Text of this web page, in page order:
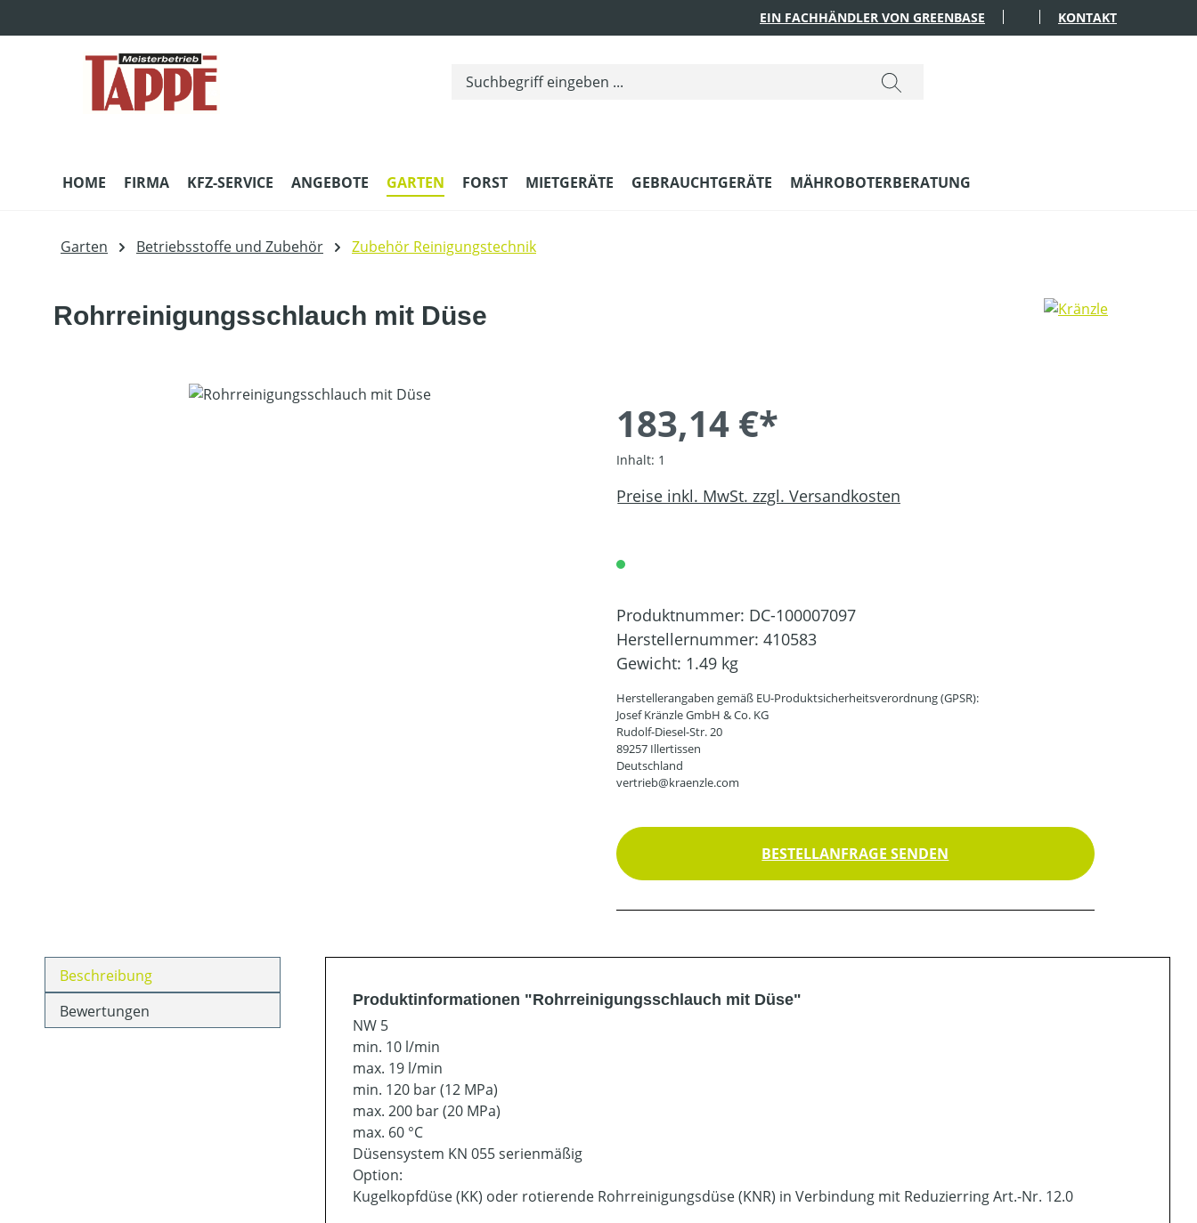
EIN FACHHÄNDLER VON GREENBASE KONTAKT
HOME FIRMA KFZ-SERVICE ANGEBOTE GARTEN FORST MIETGERÄTE GEBRAUCHTGERÄTE MÄHROBOTERBERATUNG
Garten Betriebsstoffe und Zubehör Zubehör Reinigungstechnik
Rohrreinigungsschlauch mit Düse
Bildergalerie überspringen
183,14 €*
Inhalt: 1
Preise inkl. MwSt. zzgl. Versandkosten
Produktnummer: DC-100007097
Herstellernummer: 410583
Gewicht: 1.49 kg
Herstellerangaben gemäß EU-Produktsicherheitsverordnung (GPSR):
Josef Kränzle GmbH & Co. KG
Rudolf-Diesel-Str. 20
89257 Illertissen
Deutschland
vertrieb@kraenzle.com
BESTELLANFRAGE SENDEN
Beschreibung
Bewertungen
Produktinformationen "Rohrreinigungsschlauch mit Düse"
NW 5
min. 10 l/min
max. 19 l/min
min. 120 bar (12 MPa)
max. 200 bar (20 MPa)
max. 60 °C
Düsensystem KN 055 serienmäßig
Option:
Kugelkopfdüse (KK) oder rotierende Rohrreinigungsdüse (KNR) in Verbindung mit Reduzierring Art.-Nr. 12.0